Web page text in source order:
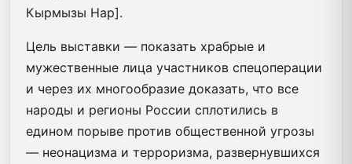
Кырмызы Нар].
Цель выставки — показать храбрые и
мужественные лица участников спецоперации
и через их многообразие доказать, что все
народы и регионы России сплотились в
едином порыве против общественной угрозы
— неонацизма и терроризма, развернувшихся